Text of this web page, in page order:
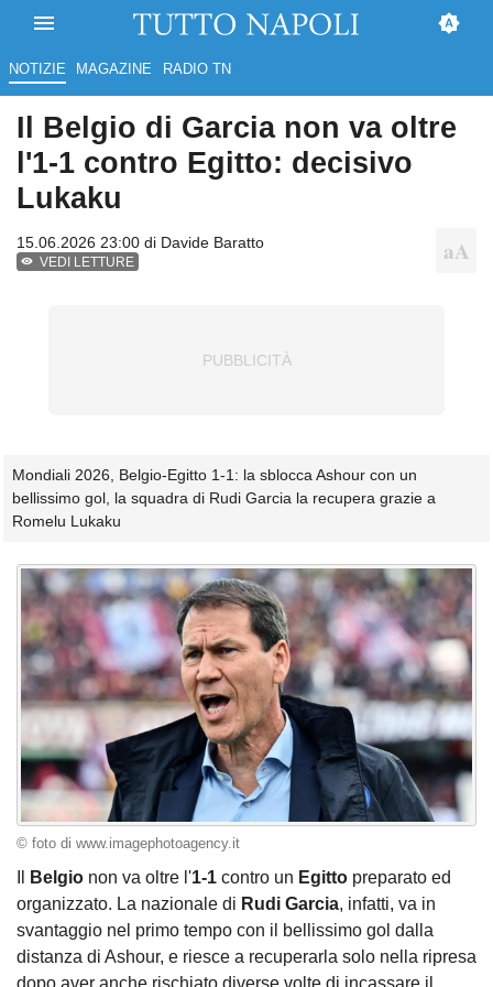
NOTIZIE MAGAZINE RADIO TN
Il Belgio di Garcia non va oltre
l'1-1 contro Egitto: decisivo
Lukaku
15.06.2026 23:00 di Davide Baratto
VEDI LETTURE
Mondiali 2026, Belgio-Egitto 1-1: la sblocca Ashour con un
bellissimo gol, la squadra di Rudi Garcia la recupera grazie a
Romelu Lukaku
© foto di www.imagephotoagency.it
Belgio non va oltre l'1-1 contro un Egitto preparato ed
organizzato. La nazionale di Rudi Garcia, infatti, va in
svantaggio nel primo tempo con il bellissimo gol dalla
distanza di Ashour, e riesce a recuperarla solo nella ripresa